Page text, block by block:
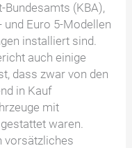
(KBA),
Euro 5-Modellen
installiert sind.
auch einige
dass zwar von den
in Kauf
mit
waren.
vorsätzliches